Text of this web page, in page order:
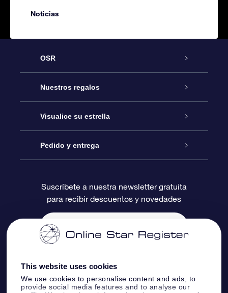
This website uses cookies
We use cookies to personalise content and ads, to
provide social media features and to analyse our
Noticias
OSR
Atención
Contáctanos
Blog
Reseñas
Nuestros regalos
Regalo Estrella Online
Paquete de Regalo OSR
Tarjeta de Regalo OSR
Regalos empresariales
Visualice su estrella
Registro estelar
Página de Estrella Personalizada
Un Millón de Estrellas
Aplicación de RV Llévame a las estrellas
Pedido y entrega
Información de Pago
Información de Envío
Constelaciones
Suscríbete a nuestra newsletter gratuita
para recibir descuentos y novedades